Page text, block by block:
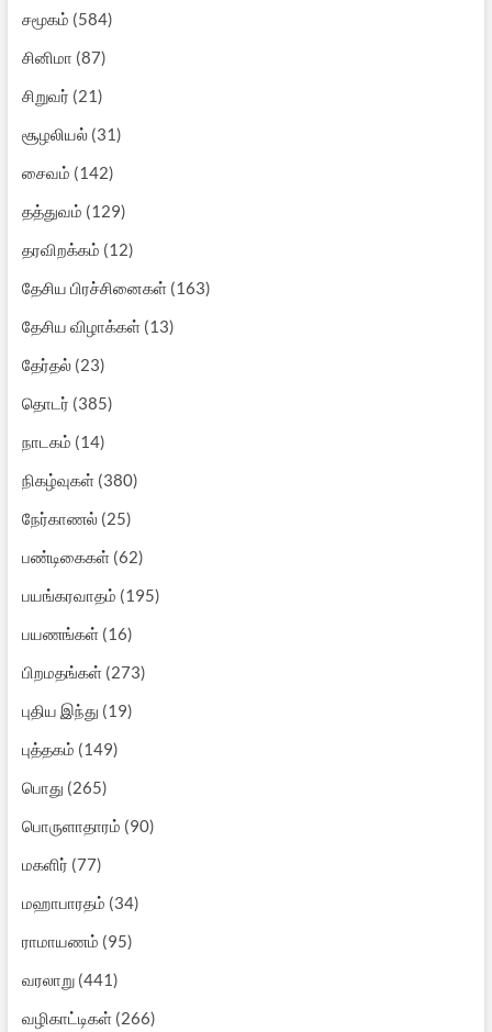
சமூகம் (584)
சினிமா (87)
சிறுவர் (21)
சூழலியல்(31)
சைவம் (142)
தத்துவம் (129)
தரவிறக்கம் (12)
தேசிய பிரச்சினைகள்(163)
தேசிய விழாக்கள்(13)
தேர்தல்(23)
தொடர் (385)
நாடகம் (14)
நிகழ்வுகள்(380)
நேர்காணல்(25)
பண்டிகைகள்(62)
பயங்கரவாதம் (195)
பயணங்கள்(16)
பிறமதங்கள்(273)
புதிய இந்து (19)
புத்தகம் (149)
பொது (265)
பொருளாதாரம் (90)
மகளிர் (77)
மஹாபாரதம் (34)
ராமாயணம் (95)
வரலாறு(441)
வழிகாட்டிகள்(266)